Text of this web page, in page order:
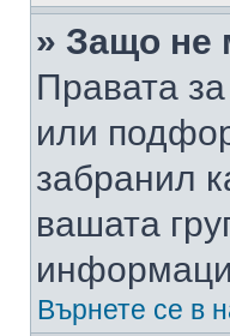
» Защо не
Правата
или
забранил
вашата
Върнете се в